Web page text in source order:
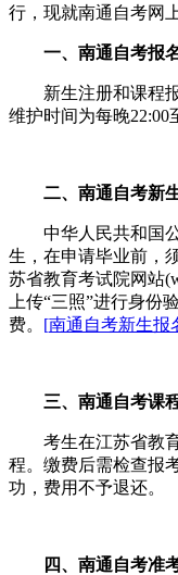
行，现就南通自考网
一、南通自考报
新生注册和课程报
维护时间为每晚22:00
二、南通自考新
中华人民共和国公
生，在申请毕业前，
苏省教育考试院网站
上传“三照”进行身份
费。 [南通自考新生报
三、南通自考课
考生在江苏省教育
程。缴费后需检查报
功，费用不予退还。
四、南通自考准